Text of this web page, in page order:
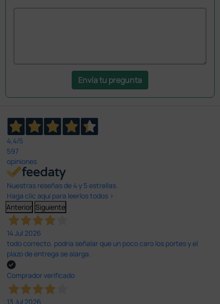
Envía tu pregunta
4,4/5
597
opiniones
Nuestras reseñas de 4 y 5 estrellas.
Haga clic aquí para leerlos todos >
Anterior Siguiente
14 Jul 2026
todo correcto. podria señalar que un poco caro los portes y el
plazo de entrega se alarga.
Comprador verificado
13 Jul 2026